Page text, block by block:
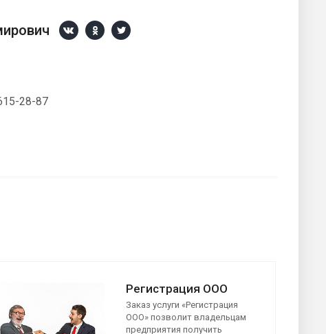
28-87
Регистрация ООО
Заказ услуги «Регистрация
ООО» позволит владельцам
предприятия получить